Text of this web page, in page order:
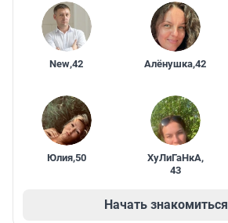
New,42 Алёнушка,42
Юлия,50 ХуЛиГаНкА,
43
Начать знакомиться